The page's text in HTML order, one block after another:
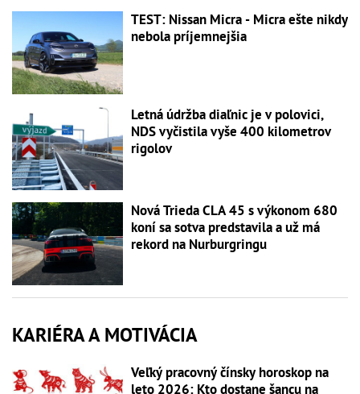
TEST: Nissan Micra - Micra ešte nikdy
nebola príjemnejšia
Letná údržba diaľnic je v polovici,
NDS vyčistila vyše 400 kilometrov
rigolov
Nová Trieda CLA 45 s výkonom 680
koní sa sotva predstavila a už má
rekord na Nurburgringu
KARIÉRA A MOTIVÁCIA
Veľký pracovný čínsky horoskop na
leto 2026: Kto dostane šancu na